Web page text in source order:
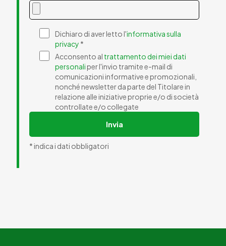
Dichiaro di aver letto l'informativa sulla
privacy *
Acconsento al trattamento dei miei dati
personaliper l'invio tramite e-mail di
comunicazioni informative e promozionali,
nonché newsletter da parte del Titolare in
relazione alle iniziative proprie e/o di società
controllate e/o collegate
Invia
* indica i dati obbligatori